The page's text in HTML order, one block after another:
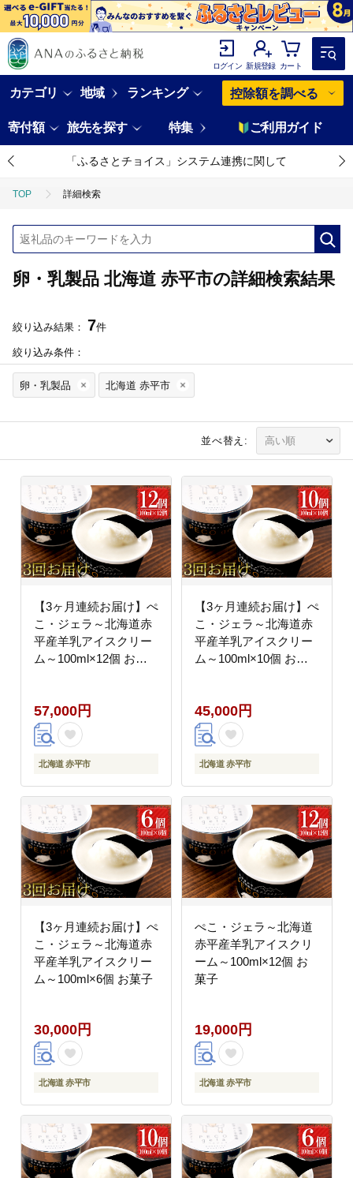
ログイン 新規登録 カート
カテゴリ 地域 ランキング 控除額を調べる
寄付額 旅先を探す 特集 ご利用ガイド
「ふるさとチョイス」システム連携に関して
TOP 詳細検索
卵・乳製品 北海道 赤平市の詳細検索結果
絞り込み結果： 7件
絞り込み条件：
卵・乳製品 北海道 赤平市
並べ替え:
【3ヶ月連続お届け】ぺ
こ・ジェラ～北海道赤
平産羊乳アイスクリー
ム～100ml×12個 お菓
57,000円
北海道 赤平市
【3ヶ月連続お届け】ぺ
こ・ジェラ～北海道赤
平産羊乳アイスクリー
ム～100ml×10個 お菓
45,000円
北海道 赤平市
【3ヶ月連続お届け】ぺ
こ・ジェラ～北海道赤
平産羊乳アイスクリー
ム～100ml×6個 お菓子
30,000円
北海道 赤平市
ぺこ・ジェラ～北海道
赤平産羊乳アイスクリ
ーム～100ml×12個 お
菓子
19,000円
北海道 赤平市